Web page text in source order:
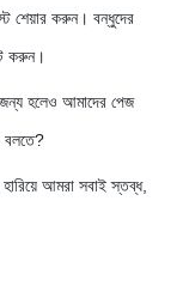
শেয়ার করুন। বন্ধুদের
করুন।
হলেও আমাদের পেজ
বলতে?
আমরা সবাই স্তব্ধ,